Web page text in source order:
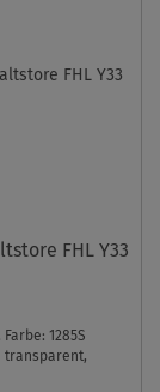
FHL Y33
1285S
transparent,